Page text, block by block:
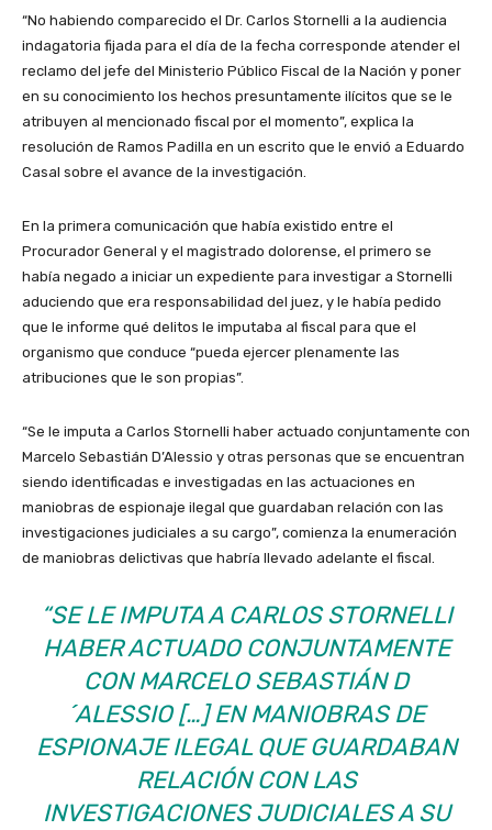
“No habiendo comparecido el Dr. Carlos Stornelli a la audiencia
indagatoria fijada para el día de la fecha corresponde atender el
reclamo del jefe del Ministerio Público Fiscal de la Nación y poner
en su conocimiento los hechos presuntamente ilícitos que se le
atribuyen al mencionado fiscal por el momento”, explica la
resolución de Ramos Padilla en un escrito que le envió a Eduardo
Casal sobre el avance de la investigación.
En la primera comunicación que había existido entre el
Procurador General y el magistrado dolorense, el primero se
había negado a iniciar un expediente para investigar a Stornelli
aduciendo que era responsabilidad del juez, y le había pedido
que le informe qué delitos le imputaba al fiscal para que el
organismo que conduce “pueda ejercer plenamente las
atribuciones que le son propias”.
“Se le imputa a Carlos Stornelli haber actuado conjuntamente con
Marcelo Sebastián D’Alessio y otras personas que se encuentran
siendo identificadas e investigadas en las actuaciones en
maniobras de espionaje ilegal que guardaban relación con las
investigaciones judiciales a su cargo”, comienza la enumeración
de maniobras delictivas que habría llevado adelante el fiscal.
“SE LE IMPUTA A CARLOS STORNELLI
HABER ACTUADO CONJUNTAMENTE
CON MARCELO SEBASTIÁN D
´ALESSIO […] EN MANIOBRAS DE
ESPIONAJE ILEGAL QUE GUARDABAN
RELACIÓN CON LAS
INVESTIGACIONES JUDICIALES A SU